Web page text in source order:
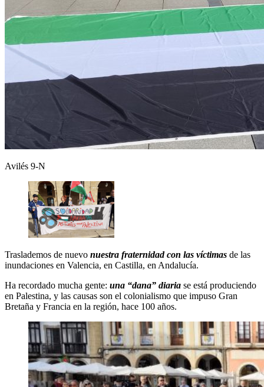
Avilés 9-N
Traslademos de nuevo nuestra fraternidad con las víctimas de las
inundaciones en Valencia, en Castilla, en Andalucía.
Ha recordado mucha gente: una “dana” diaria se está produciendo
en Palestina, y las causas son el colonialismo que impuso Gran
Bretaña y Francia en la región, hace 100 años.